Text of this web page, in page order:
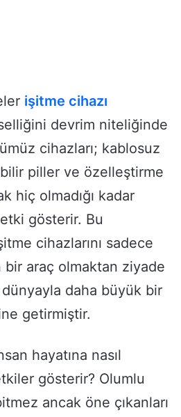
işitme cihazı
devrim niteliğinde
cihazları; kablosuz
piller ve özelleştirme
hiç olmadığı kadar
gösterir. Bu
cihazlarını sadece
araç olmaktan ziyade
dünyayla daha büyük bir
getirmiştir.
hayatına nasıl
gösterir? Olumlu
ancak öne çıkanları